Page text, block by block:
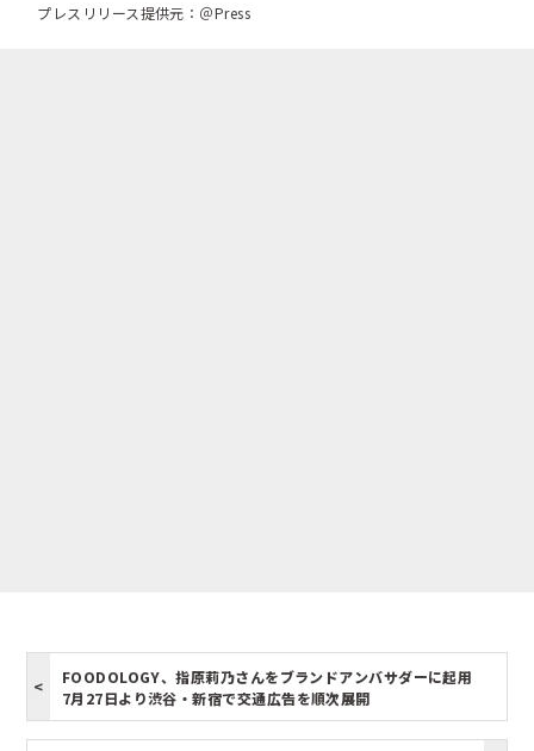
プレスリリース提供元：＠Press
FOODOLOGY、指原莉乃さんをブランドアンバサダーに起用
7月27日より渋谷・新宿で交通広告を順次展開